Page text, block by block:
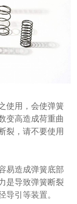
使用，会使弹簧
变高造成荷重曲
裂，请不要使用
易造成弹簧底部
是导致弹簧断裂
引等装置。